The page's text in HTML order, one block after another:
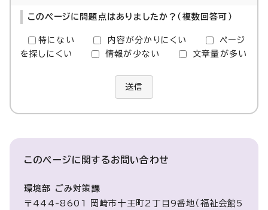
このページに問題点はありましたか？（複数回答可）
特にない 内容が分かりにくい
ページ
を探しにくい
情報が少ない 文章量が多い
送信
このページに関するお問い合わせ
環境部 ごみ対策課
〒444-8601 岡崎市十王町2丁目9番地（福祉会館5